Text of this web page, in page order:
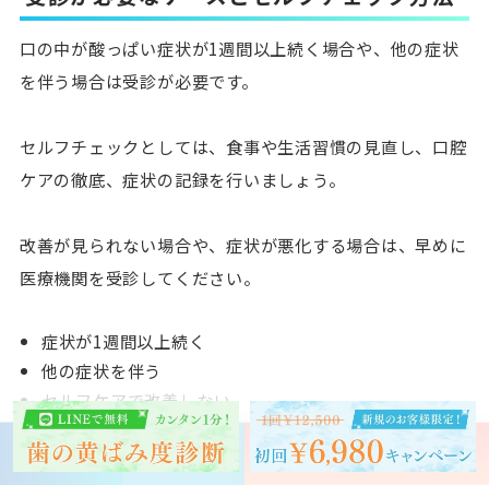
クリスタル会員 お問い合わせ 予約する
口の中が酸っぱい症状が1週間以上続く場合や、他の症状
を伴う場合は受診が必要です。
セルフチェックとしては、食事や生活習慣の見直し、口腔
ケアの徹底、症状の記録を行いましょう。
改善が見られない場合や、症状が悪化する場合は、早めに
医療機関を受診してください。
症状が1週間以上続く
他の症状を伴う
セルフケアで改善しない